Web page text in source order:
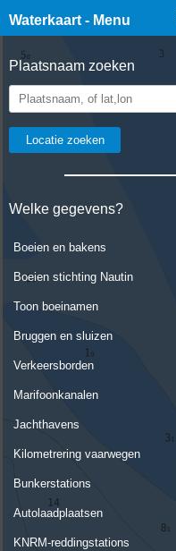
Waterkaart - Menu
Plaatsnaam zoeken
Welke gegevens?
Boeien en bakens
Boeien stichting Nautin
Toon boeinamen
Bruggen en sluizen
Verkeersborden
Marifoonkanalen
Jachthavens
Kilometrering vaarwegen
Bunkerstations
Autolaadplaatsen
KNRM-reddingstations
☰ Waterkaart Live